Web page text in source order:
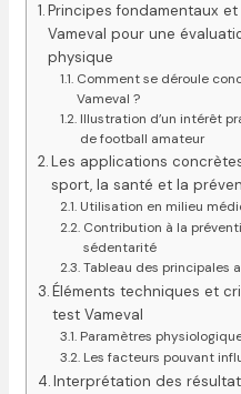
Principes fondamentaux
Vameval pour une
physique
Comment se déroule
Vameval ?
Illustration d’un intérêt
de football amateur
Les applications
sport, la santé et la
Utilisation en milieu
Contribution à la
sédentarité
Tableau des principales
Éléments techniques et
test Vameval
Paramètres
Les facteurs pouvant
Interprétation des